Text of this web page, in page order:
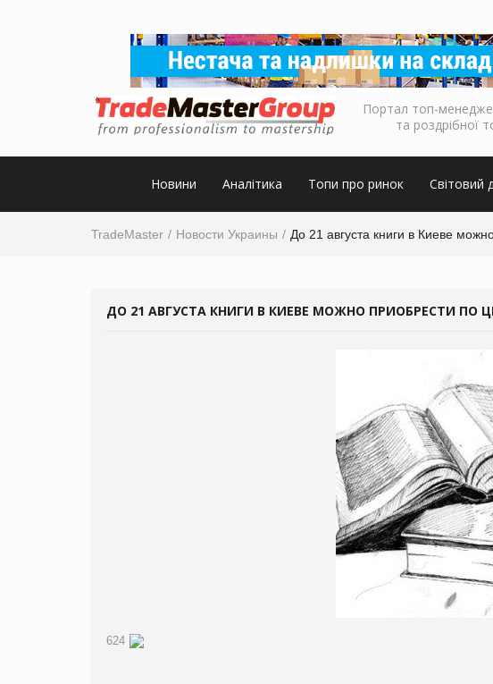
Портал топ-
та роздрібної
Новини Аналітика Топи про ринок Світовий
TradeMaster Новости Украины До 21 августа книги в Киеве
ДО 21 АВГУСТА КНИГИ В КИЕВЕ МОЖНО ПРИОБРЕСТИ ПО
624